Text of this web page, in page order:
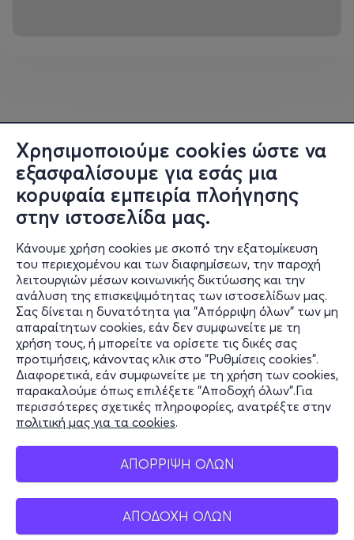
Χρησιμοποιούμε cookies ώστε να
εξασφαλίσουμε για εσάς μια
κορυφαία εμπειρία πλοήγησης
στην ιστοσελίδα μας.
Κάνουμε χρήση cookies με σκοπό την εξατομίκευση
του περιεχομένου και των διαφημίσεων, την παροχή
λειτουργιών μέσων κοινωνικής δικτύωσης και την
ανάλυση της επισκεψιμότητας των ιστοσελίδων μας.
Σας δίνεται η δυνατότητα για "Απόρριψη όλων" των μη
απαραίτητων cookies, εάν δεν συμφωνείτε με τη
χρήση τους, ή μπορείτε να ορίσετε τις δικές σας
προτιμήσεις, κάνοντας κλικ στο "Ρυθμίσεις cookies".
Διαφορετικά, εάν συμφωνείτε με τη χρήση των cookies,
παρακαλούμε όπως επιλέξετε "Αποδοχή όλων".Για
περισσότερες σχετικές πληροφορίες, ανατρέξτε στην
πολιτική μας για τα cookies.
ΑΠΟΡΡΙΨΗ ΟΛΩΝ
ΑΠΟΔΟΧΗ ΟΛΩΝ
Πληροφορίες
Υποστήριξη
Stay Connected
Mobile app